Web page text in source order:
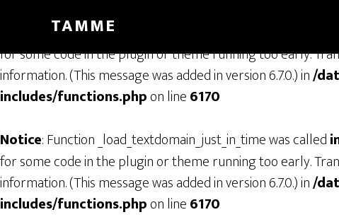
: Function _load_textdomain_just_in_time was called
for some code in the plugin or theme running too early.
information. (This message was added in version 6.7.0.) in/
includes/functions.phpon line6170
Notice: Function _load_textdomain_just_in_time was called
for some code in the plugin or theme running too early.
information. (This message was added in version 6.7.0.) in/
includes/functions.phpon line6170
TAMME